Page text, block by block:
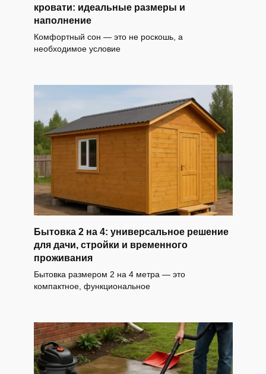
кровати: идеальные размеры и
наполнение
Комфортный сон — это не роскошь, а
необходимое условие
Бытовка 2 на 4: универсальное решение
для дачи, стройки и временного
проживания
Бытовка размером 2 на 4 метра — это
компактное, функциональное